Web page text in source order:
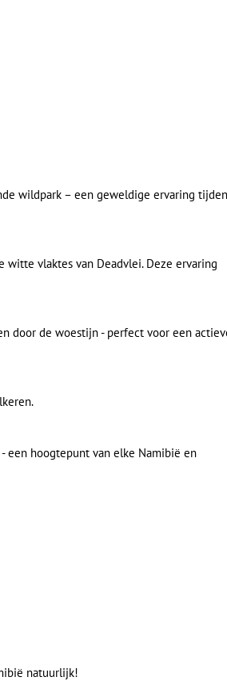
wildpark – een geweldige ervaring
witte vlaktes van Deadvlei. Deze ervaring
door de woestijn - perfect voor een
een hoogtepunt van elke Namibië en
natuurlijk!